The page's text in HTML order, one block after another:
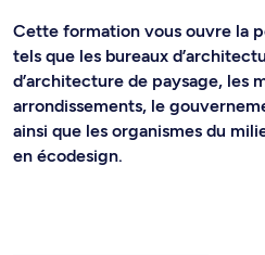
Cette formation vous ouvre la
tels que les bureaux
d’architecture de paysage, les
arrondissements, le
ainsi que les organismes du
en écodesign.